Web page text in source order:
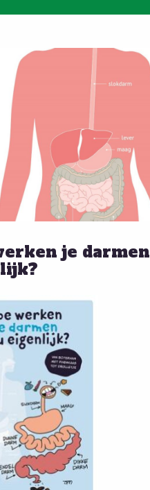
je darmen